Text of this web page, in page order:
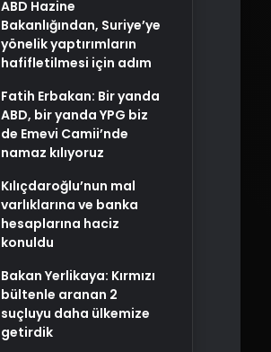
ABD Hazine
Bakanlığından, Suriye’ye
yönelik yaptırımların
hafifletilmesi için adım
Fatih Erbakan: Bir yanda
ABD, bir yanda YPG biz
de Emevi Camii’nde
namaz kılıyoruz
Kılıçdaroğlu’nun mal
varlıklarına ve banka
hesaplarına haciz
konuldu
Bakan Yerlikaya: Kırmızı
bültenle aranan 2
suçluyu daha ülkemize
getirdik